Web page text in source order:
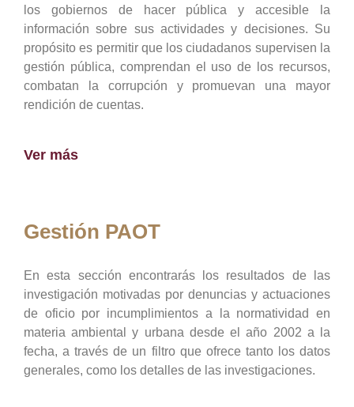
los gobiernos de hacer pública y accesible la
información sobre sus actividades y decisiones. Su
propósito es permitir que los ciudadanos supervisen la
gestión pública, comprendan el uso de los recursos,
combatan la corrupción y promuevan una mayor
rendición de cuentas.
Ver más
Gestión PAOT
En esta sección encontrarás los resultados de las
investigación motivadas por denuncias y actuaciones
de oficio por incumplimientos a la normatividad en
materia ambiental y urbana desde el año 2002 a la
fecha, a través de un filtro que ofrece tanto los datos
generales, como los detalles de las investigaciones.